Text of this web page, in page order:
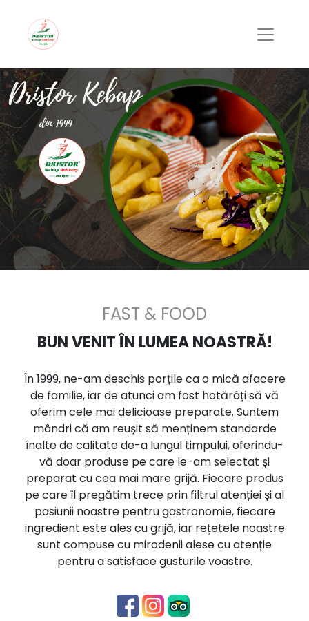
FAST & FOOD
BUN VENIT ÎN LUMEA NOASTRĂ!
În 1999, ne-am deschis porțile ca o mică afacere
de familie, iar de atunci am fost hotărâți să vă
oferim cele mai delicioase preparate. Suntem
mândri că am reușit să menținem standarde
înalte de calitate de-a lungul timpului, oferindu-
vă doar produse pe care le-am selectat și
preparat cu cea mai mare grijă. Fiecare produs
pe care îl pregătim trece prin filtrul atenției și al
pasiunii noastre pentru gastronomie, fiecare
ingredient este ales cu grijă, iar rețetele noastre
sunt compuse cu mirodenii alese cu atenție
pentru a satisface gusturile voastre.